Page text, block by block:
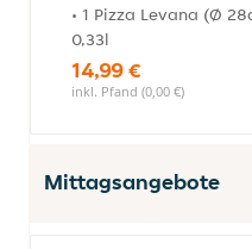
• 1 Pizza Levana (Ø
0,33l
14,99 €
inkl. Pfand (0,00 €)
Mittagsangebote